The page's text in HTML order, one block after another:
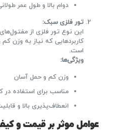
دوام بالا و طول عمر
تور فلزی سبک:
این نوع تور فلزی از
کاربردهایی که نیاز به وزن
است.
ویژگی‌ها:
وزن کم و حمل آسان
مناسب برای استفاده
انعطاف‌پذیری بالا و
عوامل موثر بر قیمت و